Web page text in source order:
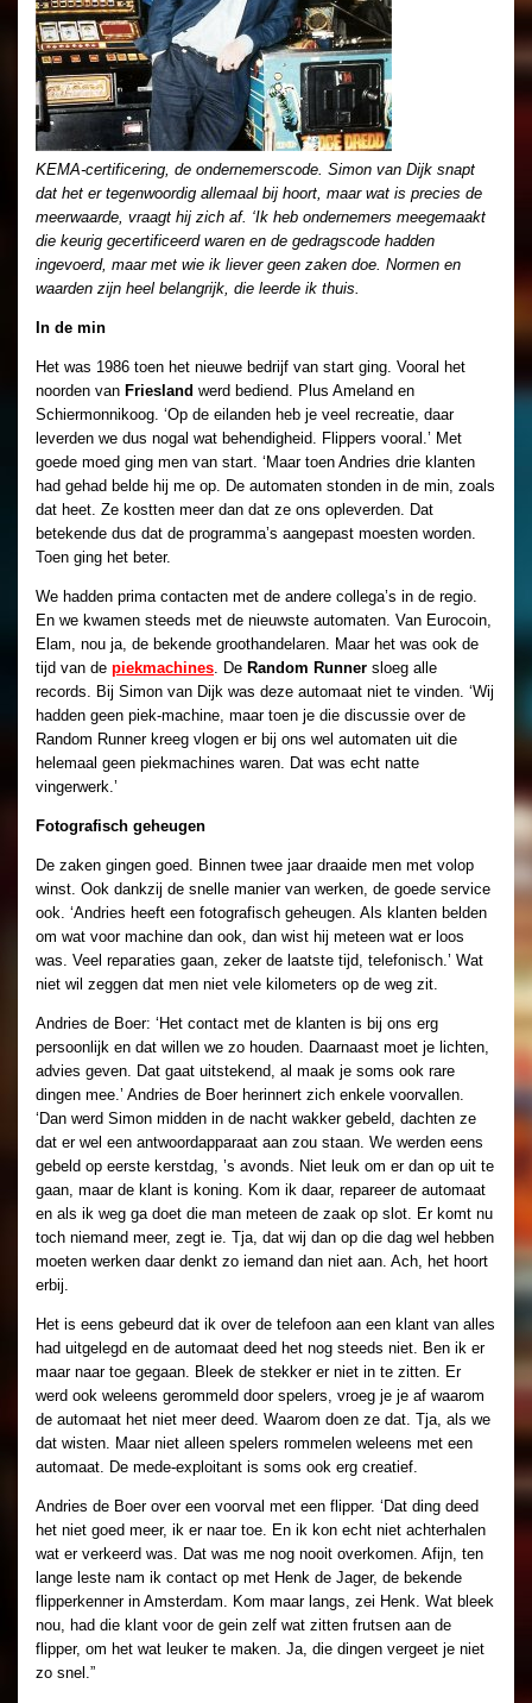
KEMA-certificering, de ondernemerscode. Simon van Dijk snapt
dat het er tegenwoordig allemaal bij hoort, maar wat is precies de
meerwaarde, vraagt hij zich af. ‘Ik heb ondernemers meegemaakt
die keurig gecertificeerd waren en de gedragscode hadden
ingevoerd, maar met wie ik liever geen zaken doe. Normen en
waarden zijn heel belangrijk, die leerde ik thuis.
In de min
Het was 1986 toen het nieuwe bedrijf van start ging. Vooral het
noorden van Friesland werd bediend. Plus Ameland en
Schiermonnikoog. ‘Op de eilanden heb je veel recreatie, daar
leverden we dus nogal wat behendigheid. Flippers vooral.’ Met
goede moed ging men van start. ‘Maar toen Andries drie klanten
had gehad belde hij me op. De automaten stonden in de min, zoals
dat heet. Ze kostten meer dan dat ze ons opleverden. Dat
betekende dus dat de programma’s aangepast moesten worden.
Toen ging het beter.
We hadden prima contacten met de andere collega’s in de regio.
En we kwamen steeds met de nieuwste automaten. Van Eurocoin,
Elam, nou ja, de bekende groothandelaren. Maar het was ook de
tijd van de piekmachines. De Random Runner sloeg alle
records. Bij Simon van Dijk was deze automaat niet te vinden. ‘Wij
hadden geen piek-machine, maar toen je die discussie over de
Random Runner kreeg vlogen er bij ons wel automaten uit die
helemaal geen piekmachines waren. Dat was echt natte
vingerwerk.’
Fotografisch geheugen
De zaken gingen goed. Binnen twee jaar draaide men met volop
winst. Ook dankzij de snelle manier van werken, de goede service
ook. ‘Andries heeft een fotografisch geheugen. Als klanten belden
om wat voor machine dan ook, dan wist hij meteen wat er loos
was. Veel repагаties gaan, zeker de laatste tijd, telefonisch.’ Wat
niet wil zeggen dat men niet vele kilometers op de weg zit.
Andries de Boer: ‘Het contact met de klanten is bij ons erg
persoonlijk en dat willen we zo houden. Daarnaast moet je lichten,
advies geven. Dat gaat uitstekend, al maak je soms ook rare
dingen mee.’ Andries de Boer herinnert zich enkele voorvallen.
‘Dan werd Simon midden in de nacht wakker gebeld, dachten ze
dat er wel een antwoordapparaat aan zou staan. We werden eens
gebeld op eerste kerstdag, ’s avonds. Niet leuk om er dan op uit te
gaan, maar de klant is koning. Kom ik daar, repareer de automaat
en als ik weg ga doet die man meteen de zaak op slot. Er komt nu
toch niemand meer, zegt ie. Tja, dat wij dan op die dag wel hebben
moeten werken daar denkt zo iemand dan niet aan. Ach, het hoort
erbij.
Het is eens gebeurd dat ik over de telefoon aan een klant van alles
had uitgelegd en de automaat deed het nog steeds niet. Ben ik er
maar naar toe gegaan. Bleek de stekker er niet in te zitten. Er
werd ook weleens gerommeld door spelers, vroeg je je af waarom
de automaat het niet meer deed. Waarom doen ze dat. Tja, als we
dat wisten. Maar niet alleen spelers rommelen weleens met een
automaat. De mede-exploitant is soms ook erg creatief.
Andries de Boer over een voorval met een flipper. ‘Dat ding deed
het niet goed meer, ik er naar toe. En ik kon echt niet achterhalen
wat er verkeerd was. Dat was me nog nooit overkomen. Afijn, ten
lange leste nam ik contact op met Henk de Jager, de bekende
flipperkenner in Amsterdam. Kom maar langs, zei Henk. Wat bleek
nou, had die klant voor de gein zelf wat zitten frutsen aan de
flipper, om het wat leuker te maken. Ja, die dingen vergeet je niet
zo snel.”